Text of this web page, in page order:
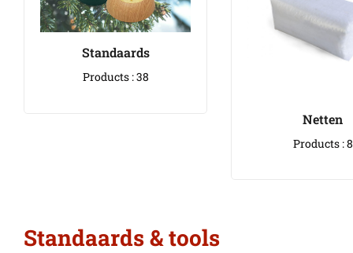
Standaards
Products : 38
Netten
Products : 8
Standaards & tools